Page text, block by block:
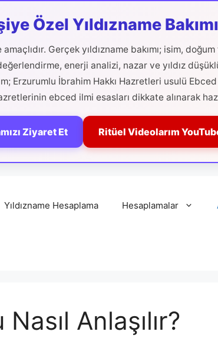
Özel Yıldızname Bakımı
Gerçek yıldızname bakımı; isim,
enerji analizi, nazar ve yıldız
Erzurumlu İbrahim Hakkı Hazretleri usulü
ebced ilmi esasları dikkate alınarak
Ziyaret Et Ritüel Videolarım
Yıldızname Hesaplama Hesaplamalar
Anlaşılır?